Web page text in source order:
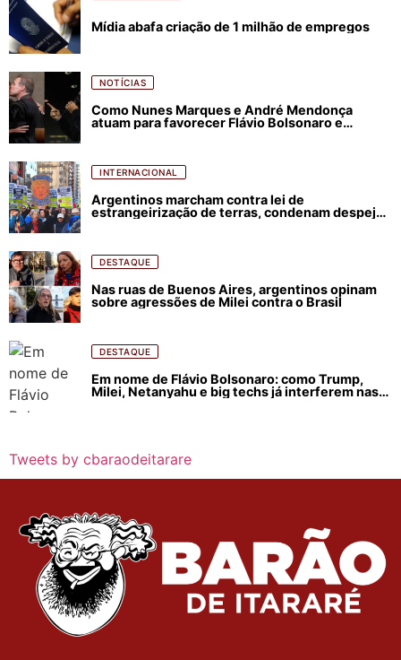
Mídia abafa criação de 1 milhão de empregos
NOTÍCIAS
Como Nunes Marques e André Mendonça
atuam para favorecer Flávio Bolsonaro e
INTERNACIONAL
Argentinos marcham contra lei de
estrangeirização de terras, condenam despejos
DESTAQUE
Nas ruas de Buenos Aires, argentinos opinam
sobre agressões de Milei contra o Brasil
DESTAQUE
Em nome de Flávio Bolsonaro: como Trump,
Milei, Netanyahu e big techs já interferem nas
Tweets by cbaraodeitarare